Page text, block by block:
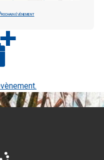
évènement